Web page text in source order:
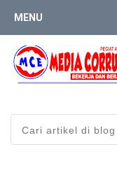
MENU